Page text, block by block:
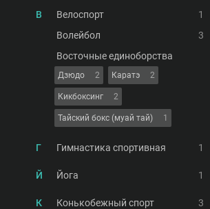
В Велоспорт
1
Волейбол
3
Восточные единоборства
Дзюдо 2 Каратэ 2
Кикбоксинг 2
Тайский бокс (муай тай) 1
Г Гимнастика спортивная 1
Й Йога 1
К Конькобежный спорт 3